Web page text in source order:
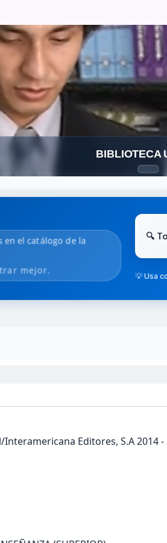
BIBLIOTECA
el catálogo de la
mejor. 💡 Usa
Editores, S.A 2014 -